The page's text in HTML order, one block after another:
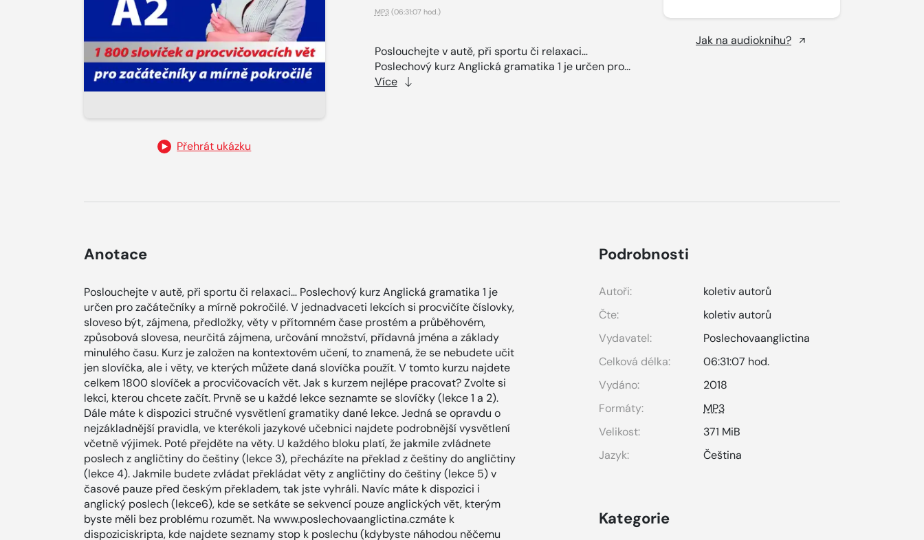
Přehrát ukázku
MP3(06:31:07 hod.)
Poslouchejte v autě, při sportu či relaxaci…
Poslechový kurz Anglická gramatika 1 je určen pro...
Více
Jak na audioknihu?
Anotace
Poslouchejte v autě, při sportu či relaxaci… Poslechový kurz Anglická gramatika 1 je
určen pro začátečníky a mírně pokročilé. V jednadvaceti lekcích si procvičíte číslovky,
sloveso být, zájmena, předložky, věty v přítomném čase prostém a průběhovém,
způsobová slovesa, neurčitá zájmena, určování množství, přídavná jména a základy
minulého času. Kurz je založen na kontextovém učení, to znamená, že se nebudete učit
jen slovíčka, ale i věty, ve kterých můžete daná slovíčka použít. V tomto kurzu najdete
celkem 1800 slovíček a procvičovacích vět. Jak s kurzem nejlépe pracovat? Zvolte si
lekci, kterou chcete začít. Prvně se u každé lekce seznamte se slovíčky (lekce 1 a 2).
Dále máte k dispozici stručné vysvětlení gramatiky dané lekce. Jedná se opravdu o
nejzákladnější pravidla, ve kterékoli jazykové učebnici najdete podrobnější vysvětlení
včetně výjimek. Poté přejděte na věty. U každého bloku platí, že jakmile zvládnete
poslech z angličtiny do češtiny (lekce 3), přecházíte na překlad z češtiny do angličtiny
(lekce 4). Jakmile budete zvládat překládat věty z angličtiny do češtiny (lekce 5) v
časové pauze před českým překladem, tak jste vyhráli. Navíc máte k dispozici i
anglický poslech (lekce6), kde se setkáte se sekvencí pouze anglických vět, kterým
byste měli bez problému rozumět. Na www.poslechovaanglictina.czmáte k
dispoziciskripta, kde najdete seznamy stop k poslechu (kdybyste náhodou něčemu
Podrobnosti
Autoři:
koletiv autorů
Čte:
koletiv autorů
Vydavatel:
Poslechovaanglictina
Celková délka:
06:31:07 hod.
Vydáno:
2018
Formáty:
MP3
Velikost:
371 MiB
Jazyk:
Čeština
Kategorie